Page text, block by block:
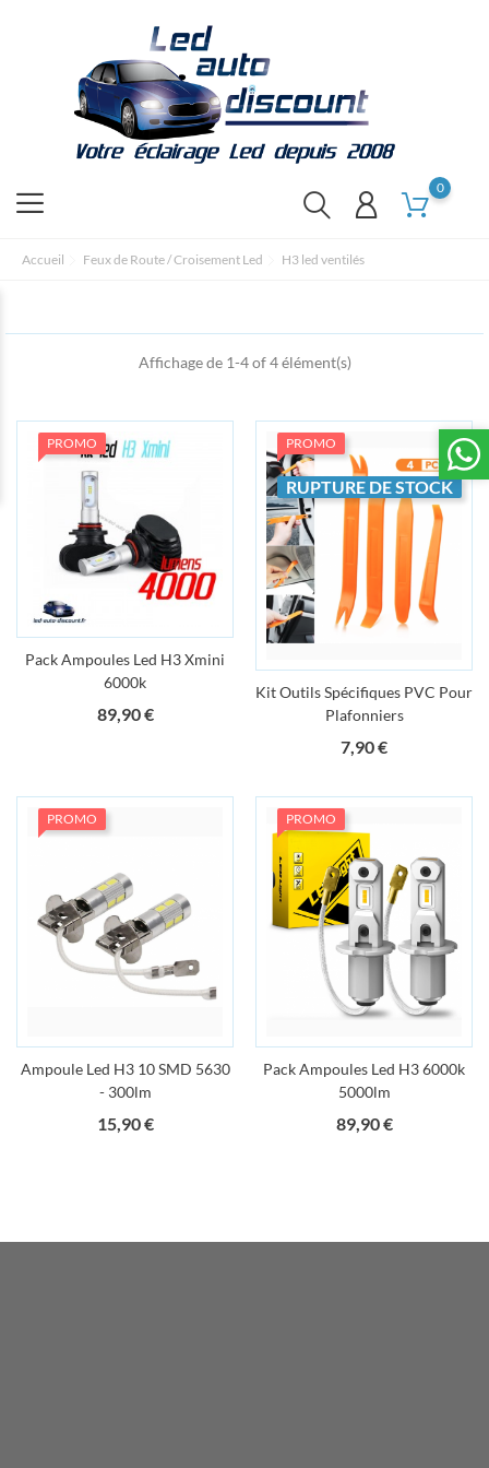
0
Accueil Feux de Route / Croisement Led H3 led ventilés
Affichage de 1-4 of 4 élément(s)
PROMO
Pack Ampoules Led H3 Xmini
6000k
89,90 €Prix
PROMO
RUPTURE DE STOCK
Kit Outils Spécifiques PVC Pour
Plafonniers
7,90 €Prix
PROMO
Ampoule Led H3 10 SMD 5630
- 300lm
15,90 €Prix
PROMO
Pack Ampoules Led H3 6000k
5000lm
89,90 €Prix